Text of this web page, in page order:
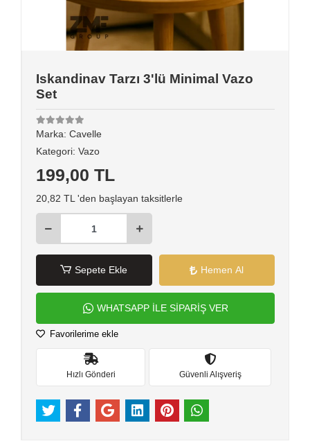
Iskandinav Tarzı 3'lü Minimal Vazo
Set
Marka: Cavelle
Kategori: Vazo
199,00 TL
20,82 TL 'den başlayan taksitlerle
Sepete Ekle Hemen Al
WHATSAPP İLE SİPARİŞ VER
Favorilerime ekle
Hızlı Gönderi Güvenli Alışveriş